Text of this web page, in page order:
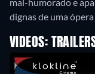
dignas de uma
VIDEOS: